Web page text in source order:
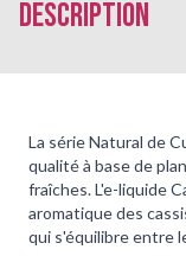
Description
La série Natural de
qualité à base de
fraîches. L'e-liquide
aromatique des
qui s'équilibre entre